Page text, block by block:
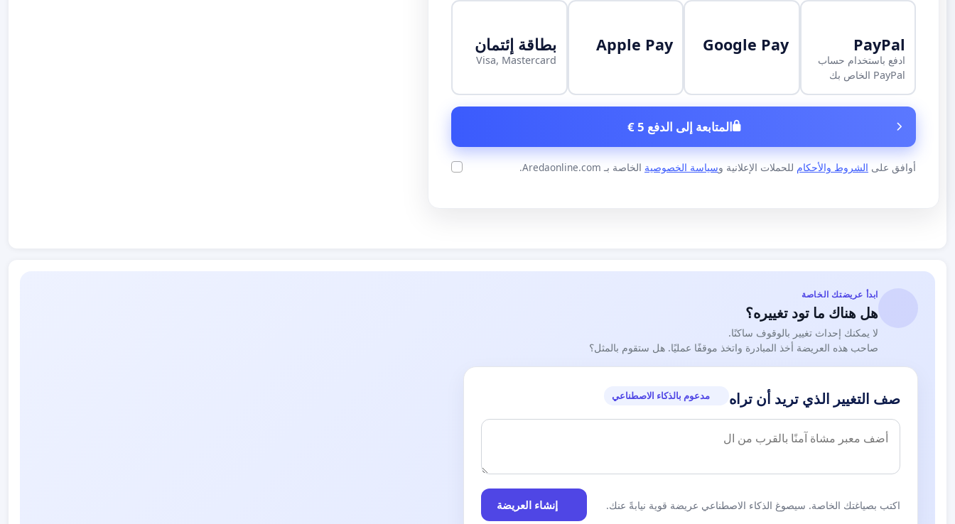
PayPal
ادفع باستخدام حساب
PayPal الخاص بك
Google Pay
Apple Pay بطاقة إئتمان
Visa, Mastercard
المتابعة إلى الدفع 5 €
أوافق على الشروط والأحكام للحملات الإعلانية وسياسة الخصوصية الخاصة بـ Aredaonline.com.
ابدأ عريضتك الخاصة
هل هناك ما تود تغييره؟
لا يمكنك إحداث تغيير بالوقوف ساكنًا.
صاحب هذه العريضة أخذ المبادرة واتخذ موقفًا عمليًا. هل ستقوم بالمثل؟
صف التغيير الذي تريد أن تراه مدعوم بالذكاء الاصطناعي
اكتب بصياغتك الخاصة. سيصوغ الذكاء الاصطناعي عريضة قوية نيابةً عنك. إنشاء العريضة